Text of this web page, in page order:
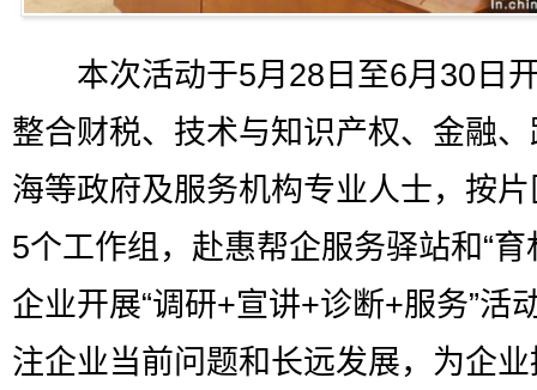
本次活动于5月28日至6月30日
整合财税、技术与知识产权、金融
海等政府及服务机构专业人士，按
5个工作组，赴惠帮企服务驿站和“育
企业开展“调研+宣讲+诊断+服务”活
注企业当前问题和长远发展，为企